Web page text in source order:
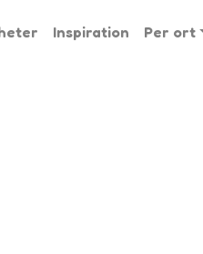
Inspiration Per ort